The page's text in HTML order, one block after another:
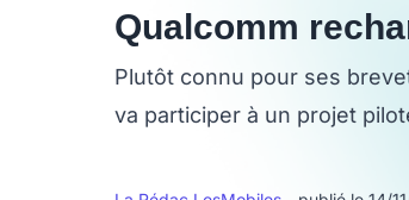
Qualcomm
Plutôt connu pour ses
va participer à un projet